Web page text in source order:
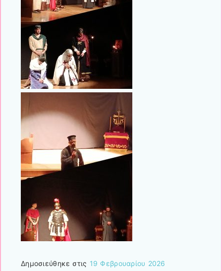
Δημοσιεύθηκε στις 19 Φεβρουαρίου 2026